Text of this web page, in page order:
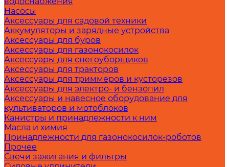
Насосы
Аксессуары для садовой техники
Аккумуляторы и зарядные устройства
Аксессуары для буров
Аксессуары для газонокосилок
Аксессуары для снегоуборщиков
Аксессуары для тракторов
Аксессуары для триммеров и кусторезов
Аксессуары для электро- и бензопил
Аксессуары и навесное оборудование для
культиваторов и мотоблоков
Канистры и принадлежности к ним
Масла и химия
Принадлежности для газонокосилок-роботов
Прочее
Свечи зажигания и фильтры